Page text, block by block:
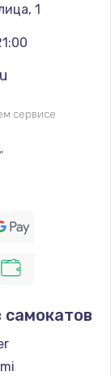
1
сервисе